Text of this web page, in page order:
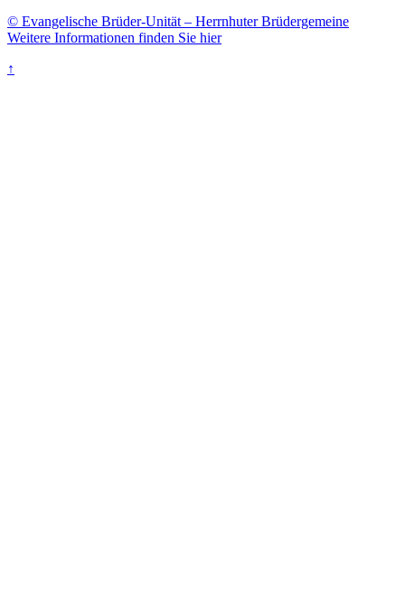
© Evangelische Brüder-Unität – Herrnhuter Brüdergemeine
Weitere Informationen finden Sie hier
↑